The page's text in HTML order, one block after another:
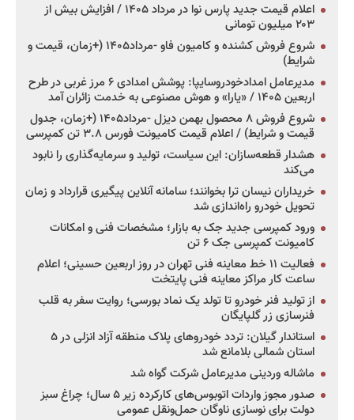
اعلام قیمت جدید پارس نوا در مرداد ۱۴۰۵ / افزایش بیش از
۲۰۳ میلیون تومانی
شروع فروش کشنده و کامیون فاو -مرداد۱۴۰۵ (+زمان، قیمت و
شرایط)
مدیرعامل امدادخودروسایپا: پوشش امدادی ۶ مرز غربی در طرح
اربعین ۱۴۰۵ / «یارا» و هوش مصنوعی به خدمت زائران آمد
شروع فروش ۸ محصول بهمن دیزل -مرداد۱۴۰۵ (+زمان، جدول
قیمت و شرایط) / اعلام قیمت کامیونت فورس ۳.۸ تن کمپرسی
هشدار قطعه‌سازان: این سیاست، تولید و سرمایه‌گذاری را نابود
می‌کند
خریداران نیسان ترا بخوانند؛ سامانه آنلاین پیگیری قرارداد و زمان
تحویل خودرو راه‌اندازی شد
ورود کمپرسی جدید جک به بازار؛ مشخصات فنی و امکانات
کامیونت کمپرسی جک ۶ تن
فعالیت ۱۱ خط معاینه فنی تهران در روز اربعین حسینی؛ اعلام
ساعت کار مراکز معاینه فنی پایتخت
از تولید فنر خودرو تا تولد یک نماد بورسی؛ روایت سفر به قلب
فنرسازی زر گلپایگان
استاندار گیلان: تردد خودروهای پلاک منطقه آزاد انزلی در ۵
استان شمالی بلامانع شد
ماشاله وردینی مدیرعامل شرکت گواه شد
صدور مجوز واردات اتوبوس‌های کارکرده زیر ۵ سال؛ چراغ سبز
دولت برای نوسازی ناوگان حمل‌ونقل عمومی